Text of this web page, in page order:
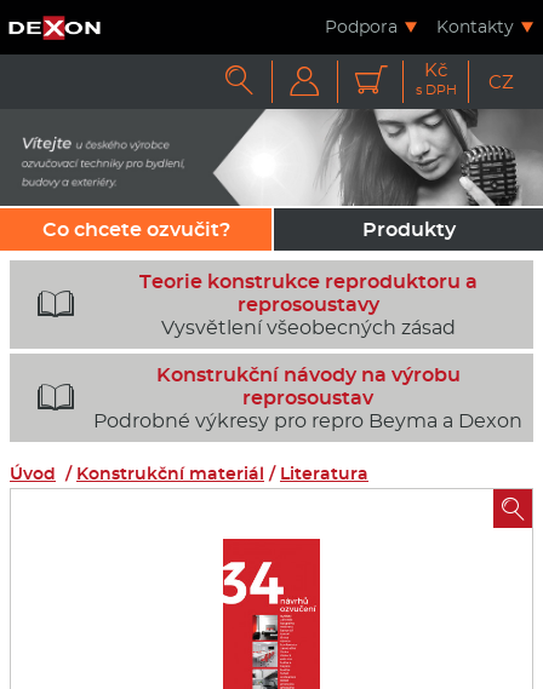
Podpora Kontakty
   Kč
s DPH CZ
Co chcete ozvučit? Produkty

Teorie konstrukce reproduktoru a
reprosoustavy
Vysvětlení všeobecných zásad

Konstrukční návody na výrobu
reprosoustav
Podrobné výkresy pro repro Beyma a Dexon
Úvod / Konstrukční materiál / Literatura
